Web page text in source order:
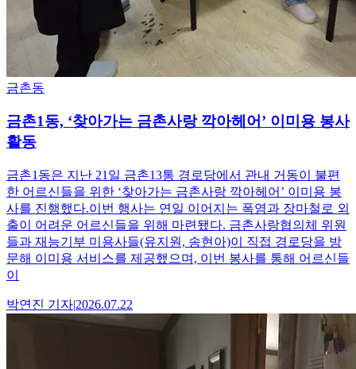
금촌동
금촌1동, ‘찾아가는 금촌사랑 깍아헤어’ 이미용 봉사
활동
금촌1동은 지난 21일 금촌13통 경로당에서 관내 거동이 불편
한 어르신들을 위한 ‘찾아가는 금촌사랑 깍아헤어’ 이미용 봉
사를 진행했다.이번 행사는 연일 이어지는 폭염과 장마철로 외
출이 어려운 어르신들을 위해 마련됐다. 금촌사랑협의체 위원
들과 재능기부 미용사들(유지원, 송현아)이 직접 경로당을 방
문해 이미용 서비스를 제공했으며, 이번 봉사를 통해 어르신들
이
박연진 기자|2026.07.22